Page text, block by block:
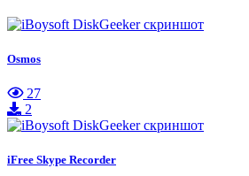
Osmos
27
2
iFree Skype Recorder